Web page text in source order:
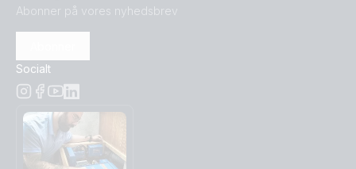
Abonner på vores nyhedsbrev
Socialt